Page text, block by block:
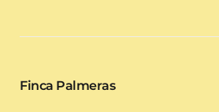
Finca Palmeras